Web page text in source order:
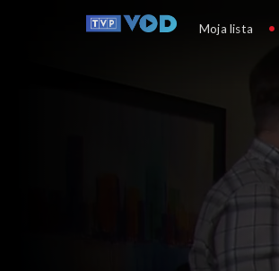
Klan
Moja lista